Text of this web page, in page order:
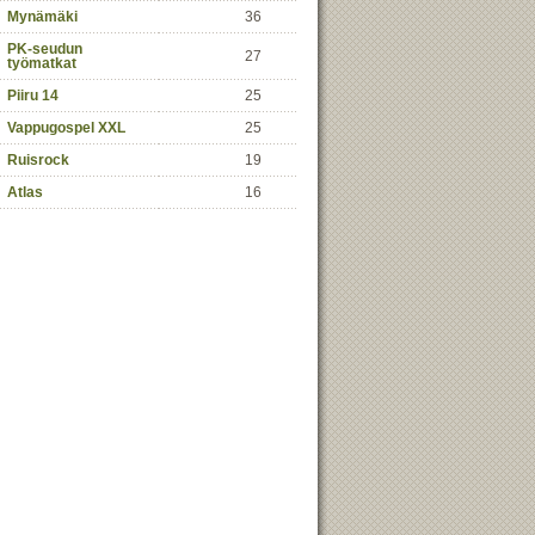
Mynämäki 36
PK-seudun
työmatkat
27
Piiru 14
25
Vappugospel XXL
25
Ruisrock
19
Atlas 16